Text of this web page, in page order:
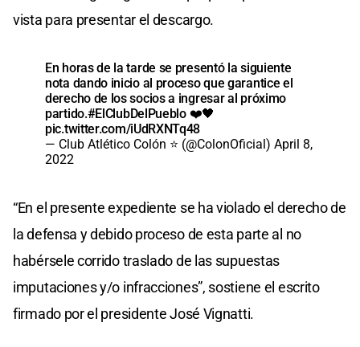
vista para presentar el descargo.
En horas de la tarde se presentó la siguiente
nota dando inicio al proceso que garantice el
derecho de los socios a ingresar al próximo
partido.#ElClubDelPueblo❤️🖤
pic.twitter.com/iUdRXNTq48
— Club Atlético Colón ⭐ (@ColonOficial) April 8,
2022
“En el presente expediente se ha violado el derecho de
la defensa y debido proceso de esta parte al no
habérsele corrido traslado de las supuestas
imputaciones y/o infracciones”, sostiene el escrito
firmado por el presidente José Vignatti.